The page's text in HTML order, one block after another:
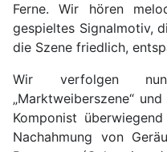
Ferne. Wir hören
gespieltes Signalmotiv,
die Szene friedlich,
Wir verfolgen
„Marktweiberszene“
Komponist
Nachahmung von